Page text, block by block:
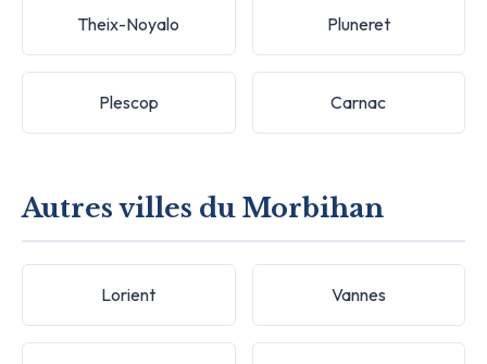
Theix-Noyalo Pluneret
Plescop Carnac
Autres villes du Morbihan
Lorient Vannes